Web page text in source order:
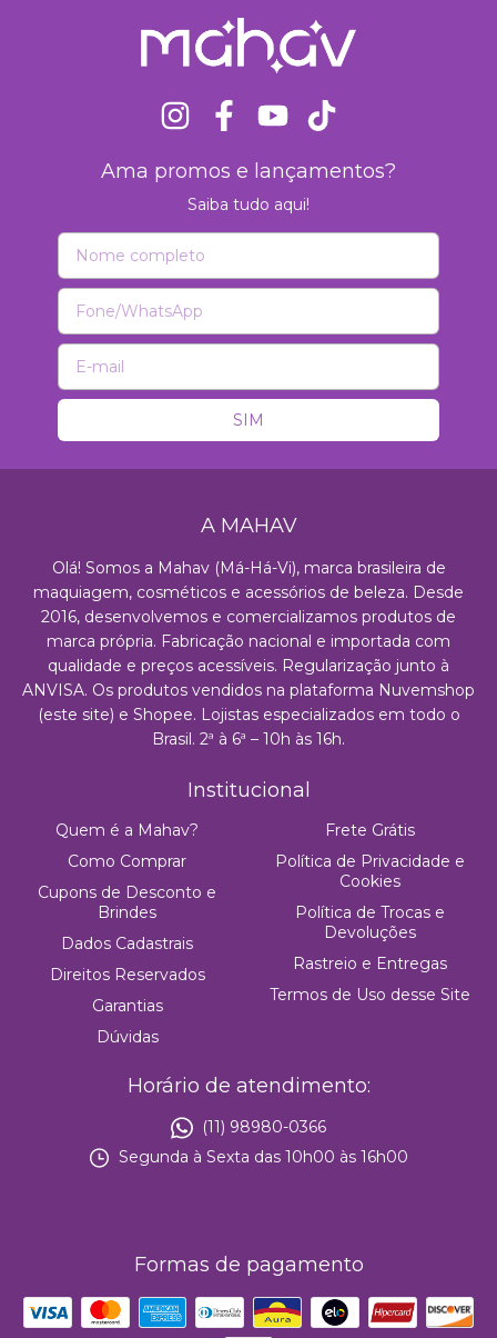
Ama promos e lançamentos?
Saiba tudo aqui!
A MAHAV
Olá! Somos a Mahav (Má-Há-Vi), marca brasileira de
maquiagem, cosméticos e acessórios de beleza. Desde
2016, desenvolvemos e comercializamos produtos de
marca própria. Fabricação nacional e importada com
qualidade e preços acessíveis. Regularização junto à
ANVISA. Os produtos vendidos na plataforma Nuvemshop
(este site) e Shopee. Lojistas especializados em todo o
Brasil. 2ª à 6ª – 10h às 16h.
Institucional
Quem é a Mahav?
Como Comprar
Cupons de Desconto e
Brindes
Dados Cadastrais
Direitos Reservados
Garantias
Dúvidas
Frete Grátis
Política de Privacidade e
Cookies
Política de Trocas e
Devoluções
Rastreio e Entregas
Termos de Uso desse Site
Horário de atendimento:
(11) 98980-0366
Segunda à Sexta das 10h00 às 16h00
Formas de pagamento